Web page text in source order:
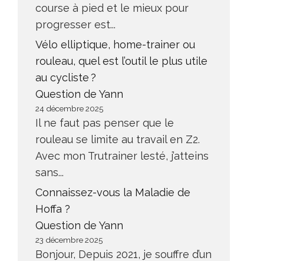
course à pied et le mieux pour
progresser est...
Vélo elliptique, home-trainer ou
rouleau, quel est l’outil le plus utile
au cycliste ?
Question de Yann
24 décembre 2025
Il ne faut pas penser que le
rouleau se limite au travail en Z2.
Avec mon Trutrainer lesté, j’atteins
sans...
Connaissez-vous la Maladie de
Hoffa ?
Question de Yann
23 décembre 2025
Bonjour, Depuis 2021, je souffre d’un